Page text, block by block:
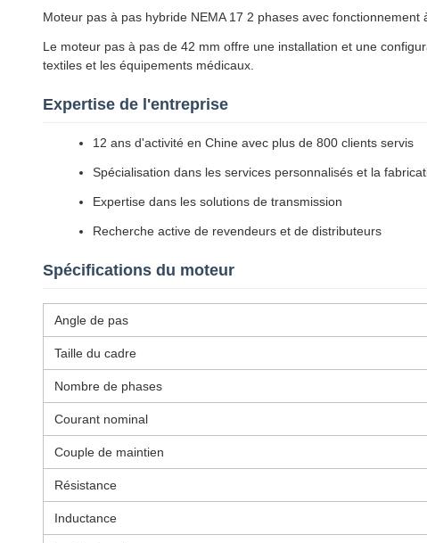
Moteur pas à pas hybride NEMA 17 2 phases avec
Le moteur pas à pas de 42 mm offre une installation et une
textiles et les équipements médicaux.
Expertise de l'entreprise
12 ans d'activité en Chine avec plus de 800 clients servis
Spécialisation dans les services personnalisés et la
Expertise dans les solutions de transmission
Recherche active de revendeurs et de distributeurs
Spécifications du moteur
Angle de pas
Taille du cadre
Nombre de phases
Courant nominal
Couple de maintien
Résistance
Inductance